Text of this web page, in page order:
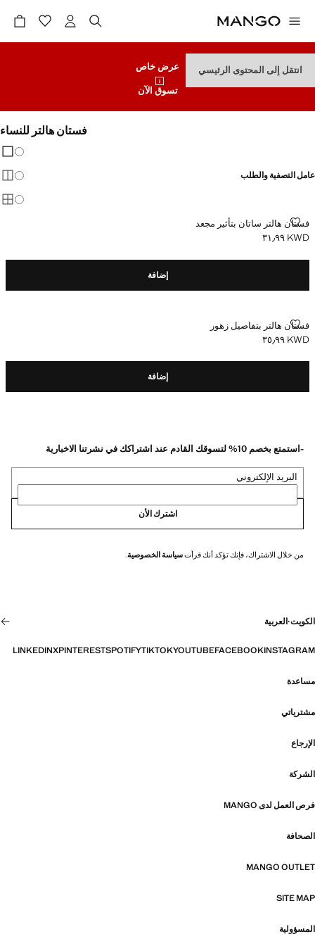
انتقل إلى المحتوى الرئيسي
عرض خاص
تسوق الآن
فستان هالتر للنساء
عامل التصفية والطلب
فستان هالتر ساتان بتأثير مجعد
فستان هالتر ساتان بتأثير مجعد
السعر الحالي [KWD ٣١٫٩٩ ]
KWD ٣١٫٩٩
إضافة
فستان هالتر بتفاصيل زهور
فستان هالتر بتفاصيل زهور
السعر الحالي [KWD ٣٥٫٩٩ ]
KWD ٣٥٫٩٩
إضافة
-استمتع بخصم 10% لتسوقك القادم عند اشتراكك في نشرتنا الاخبارية
البريد الإلكتروني
اشترك الأن
من خلال الاشتراك، فإنك تؤكد أنك قرأتسياسة الخصوصية.
الكويت·العربية
INSTAGRAM
FACEBOOK
YOUTUBE
TIKTOK
SPOTIFY
PINTEREST
X
LINKEDIN
مساعدة
مشترياتي
الإرجاع
الشركة
فرص العمل لدى MANGO
الصحافة
MANGO OUTLET
SITE MAP
المسؤولية